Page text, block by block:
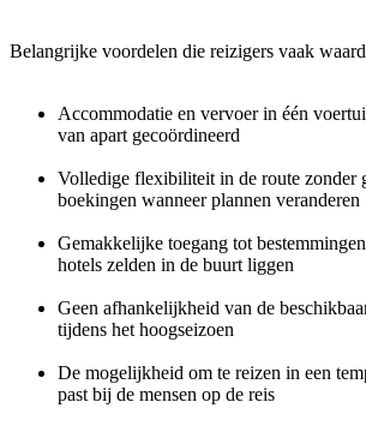
Belangrijke voordelen die reizigers vaak
Accommodatie en vervoer in één
van apart gecoördineerd
Volledige flexibiliteit in de route zonder
boekingen wanneer plannen veranderen
Gemakkelijke toegang tot
hotels zelden in de buurt liggen
Geen afhankelijkheid van de
tijdens het hoogseizoen
De mogelijkheid om te reizen in een
past bij de mensen op de reis